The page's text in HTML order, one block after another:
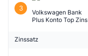
3
Volkswagen Bank
Plus Konto Top Zins
Zinssatz